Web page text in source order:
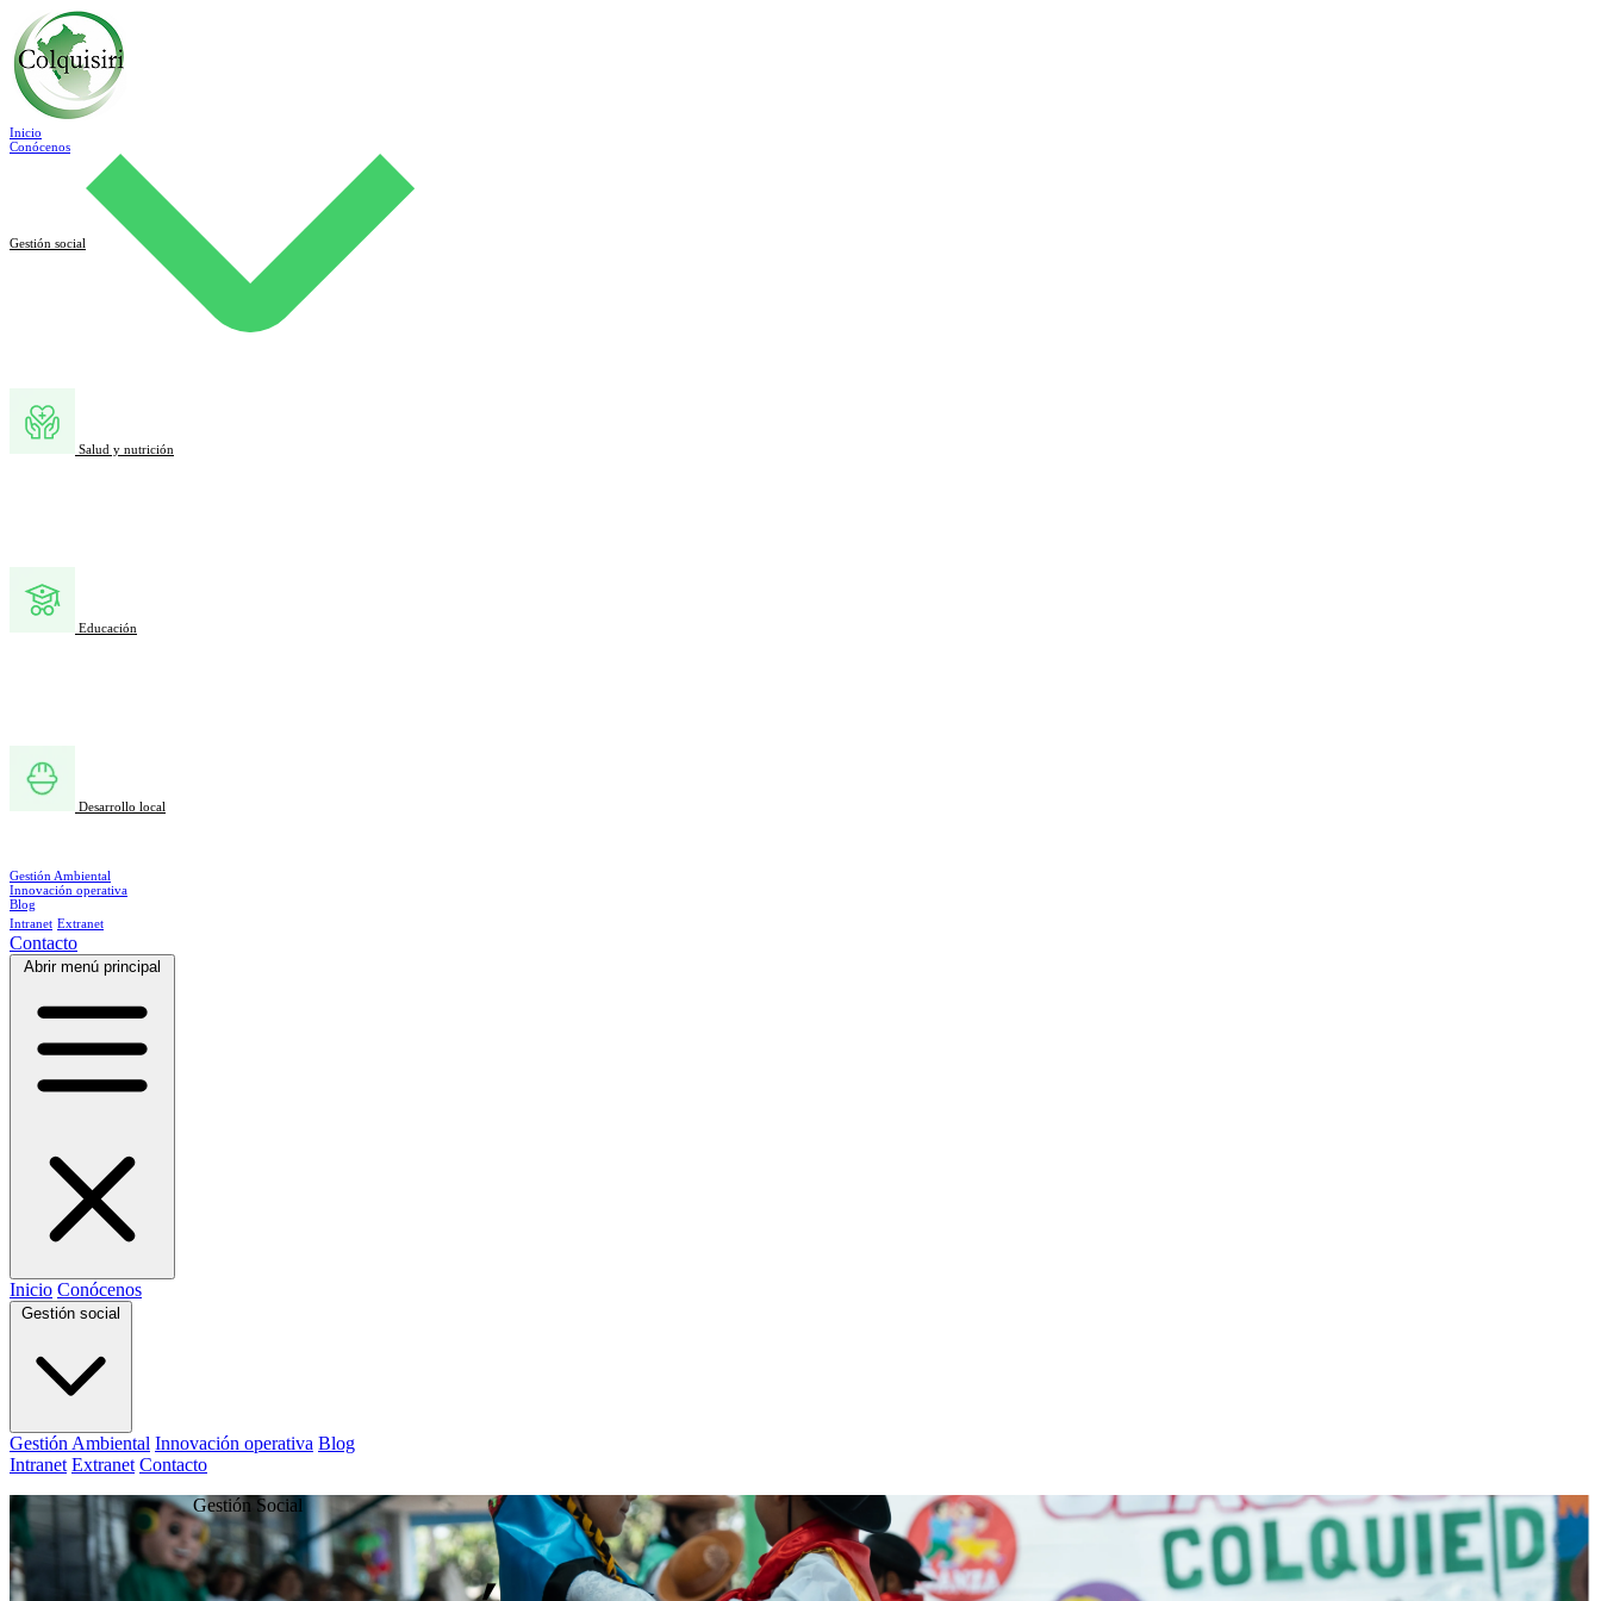
Inicio
Conócenos
Gestión social
Salud y nutrición
Educación
Desarrollo local
Gestión Ambiental
Innovación operativa
Blog
Intranet Extranet
Contacto
Abrir menú principal
Inicio Conócenos
Gestión social
Gestión Ambiental Innovación operativa Blog
Intranet Extranet Contacto
Gestión Social